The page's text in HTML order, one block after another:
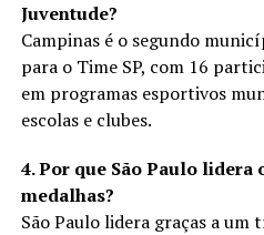
Juventude?
Campinas é o segundo
para o Time SP, com 16
em programas esportivos
escolas e clubes.
4. Por que São Paulo
medalhas?
São Paulo lidera graças a um